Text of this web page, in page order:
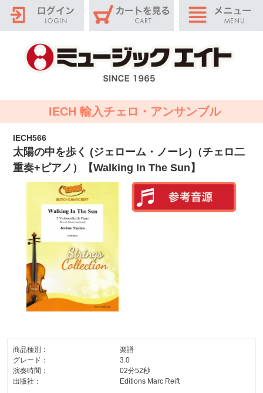
IECH 輸入チェロ・アンサンブル
IECH566
太陽の中を歩く (ジェローム・ノーレ)（チェロ二
重奏+ピアノ）【Walking In The Sun】
商品種別：
楽譜
グレード：
3.0
演奏時間：
02分52秒
出版社：
Editions Marc Reift